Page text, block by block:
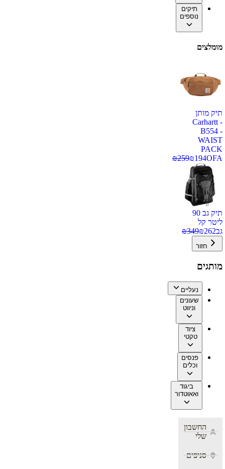
תיקים
נוספים
מומלצים
תיק מותן
Carhartt -
B554 -
WAIST
PACK
OFA
₪194
₪259
תיק גב 90
ליטר קל
גב
₪262
₪349
חזור
מותגים
נעליים
שעונים
וניווט
ציוד
טקטי
פנסים
וכלים
ביגוד
ואאוטדור
החשבון
שלי
סניפים